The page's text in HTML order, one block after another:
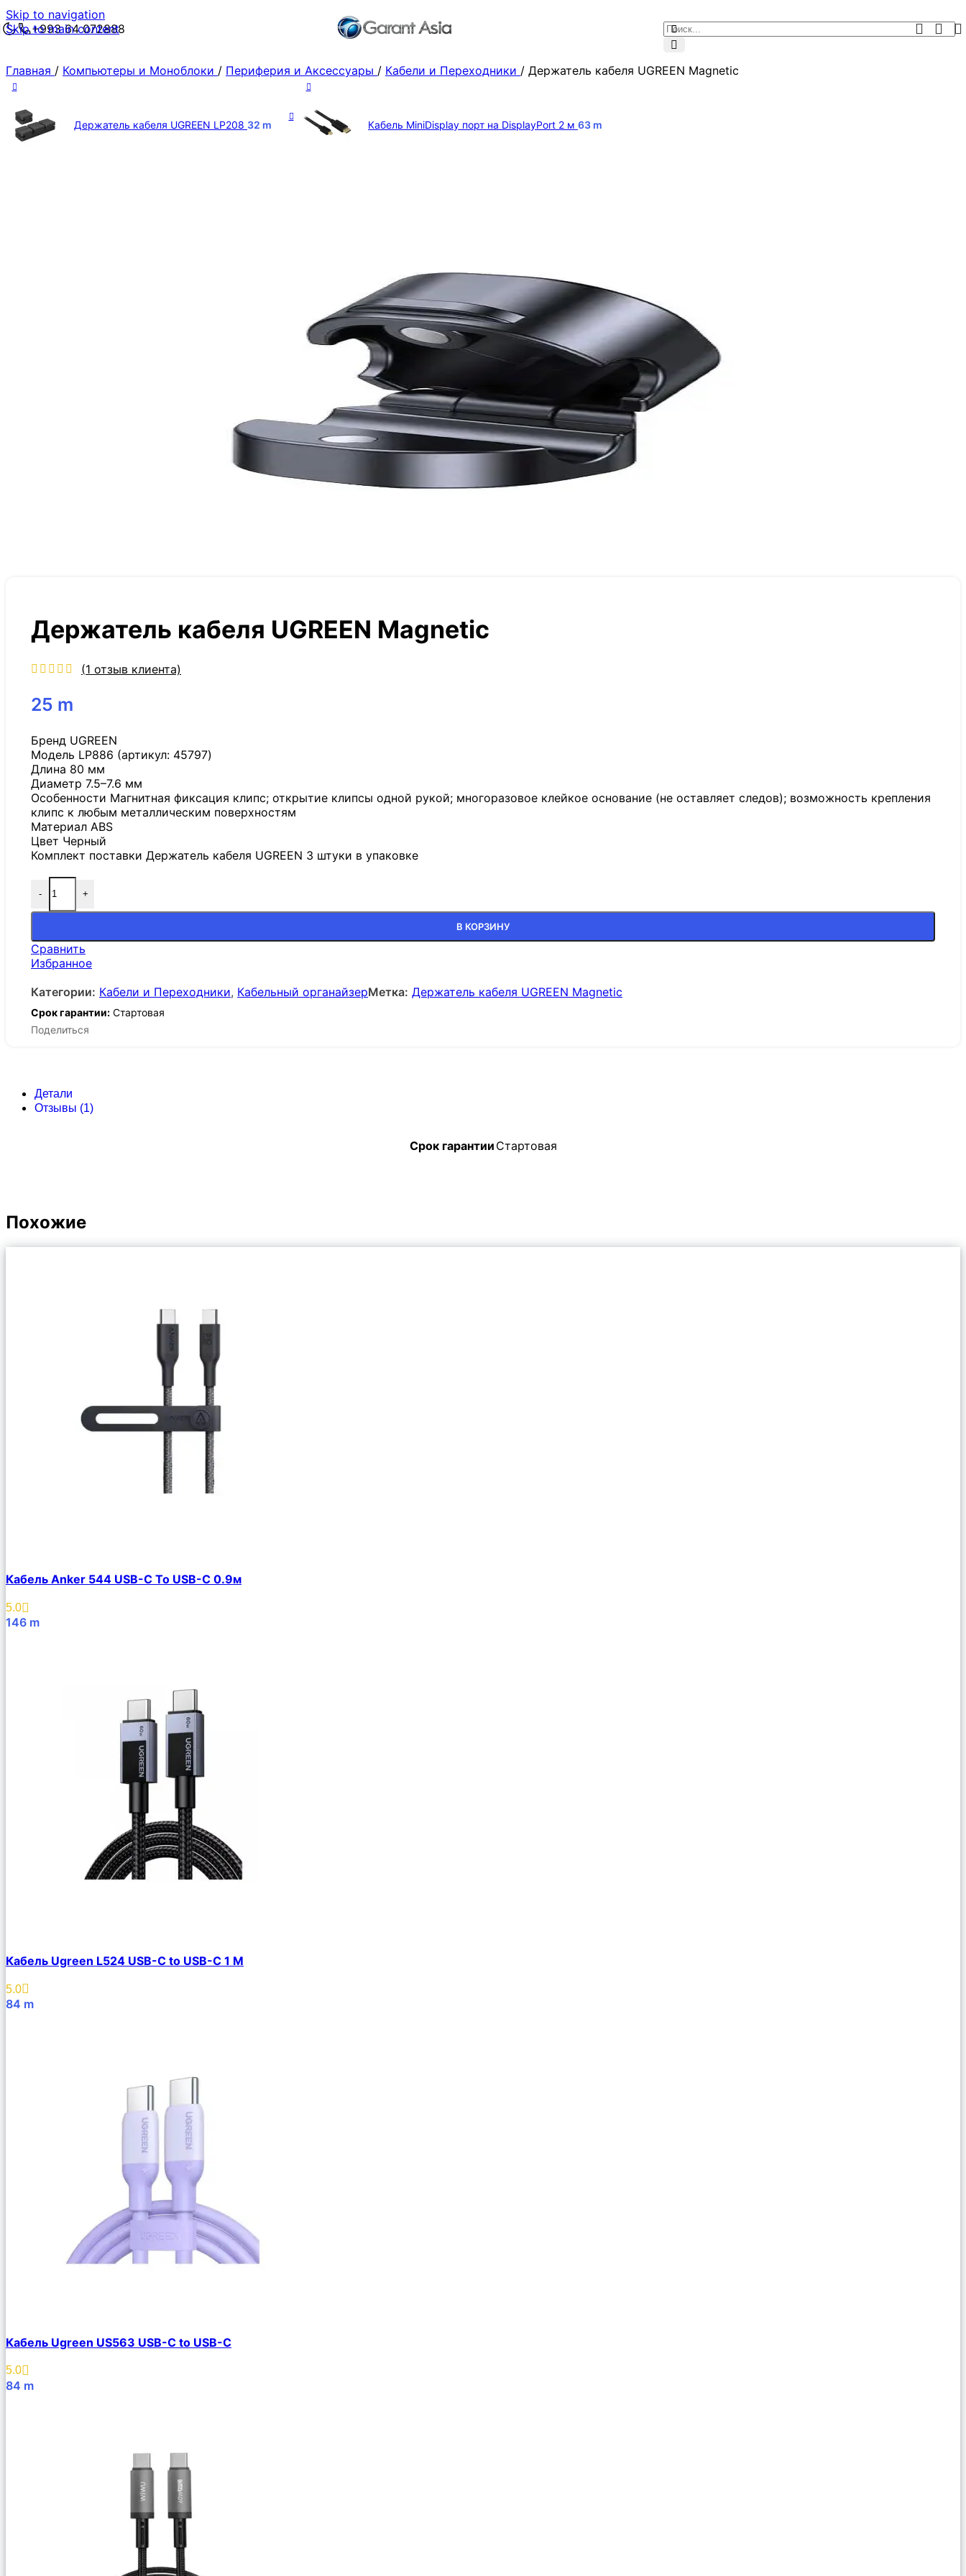
Skip to navigation
Skip to main content
+993 64 072888
Главная / Компьютеры и Моноблоки / Периферия и Аксессуары / Кабели и Переходники / Держатель кабеля UGREEN Magnetic
Держатель кабеля UGREEN LP208 32 m Кабель MiniDisplay порт на DisplayPort 2 м 63 m
Держатель кабеля UGREEN Magnetic
(1 отзыв клиента)
25 m
Бренд UGREEN
Модель LP886 (артикул: 45797)
Длина 80 мм
Диаметр 7.5–7.6 мм
Особенности Магнитная фиксация клипс; открытие клипсы одной рукой; многоразовое клейкое основание (не оставляет следов); возможность крепления
клипс к любым металлическим поверхностям
Материал ABS
Цвет Черный
Комплект поставки Держатель кабеля UGREEN 3 штуки в упаковке
- +
В КОРЗИНУ
Сравнить
Избранное
Категории: Кабели и Переходники, Кабельный органайзерМетка: Держатель кабеля UGREEN Magnetic
Срок гарантии: Стартовая
Поделиться
Детали
Отзывы (1)
Срок гарантии Стартовая
Похожие
Кабель Anker 544 USB-C To USB-C 0.9м
5.0
146 m
Кабель Ugreen L524 USB-C to USB-C 1 M
5.0
84 m
Кабель Ugreen US563 USB-C to USB-C
5.0
84 m